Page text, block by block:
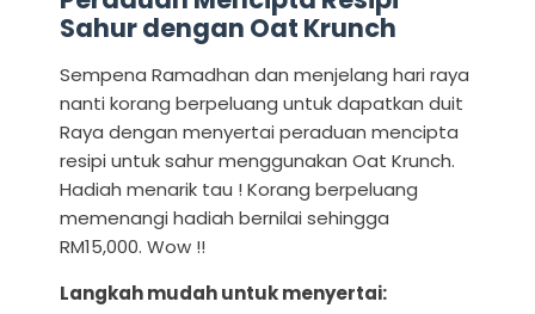
Sahur dengan Oat Krunch
Sempena Ramadhan dan menjelang hari raya
nanti korang berpeluang untuk dapatkan duit
Raya dengan menyertai peraduan mencipta
resipi untuk sahur menggunakan Oat Krunch.
Hadiah menarik tau ! Korang berpeluang
memenangi hadiah bernilai sehingga
RM15,000. Wow !!
Langkah mudah untuk menyertai: